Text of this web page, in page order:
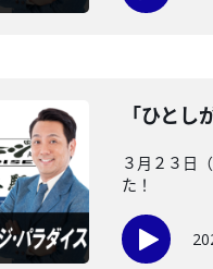
「ひとし
３月２３日
た！